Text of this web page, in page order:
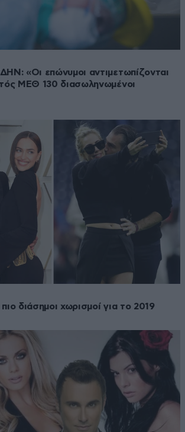
«Οι επώνυμοι αντιμετωπίζονται
ΜΕΘ 130 διασωληνωμένοι
πιο διάσημοι χωρισμοί για το 2019